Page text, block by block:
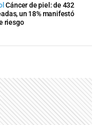
Cáncer de piel: de 432
un 18% manifestó
riesgo